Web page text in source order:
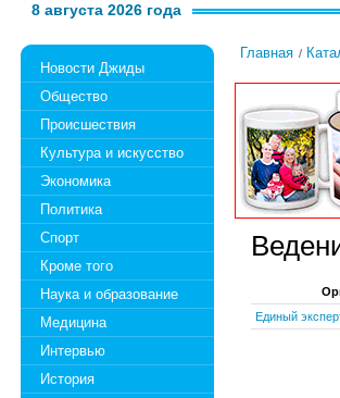
8 августа 2026 года
Новости Джиды
Общество
Происшествия
Культура и искусство
Экономика
Политика
Спорт
Кроме того
Наука и образование
Медицина
Интервью
История
Главная
Единый